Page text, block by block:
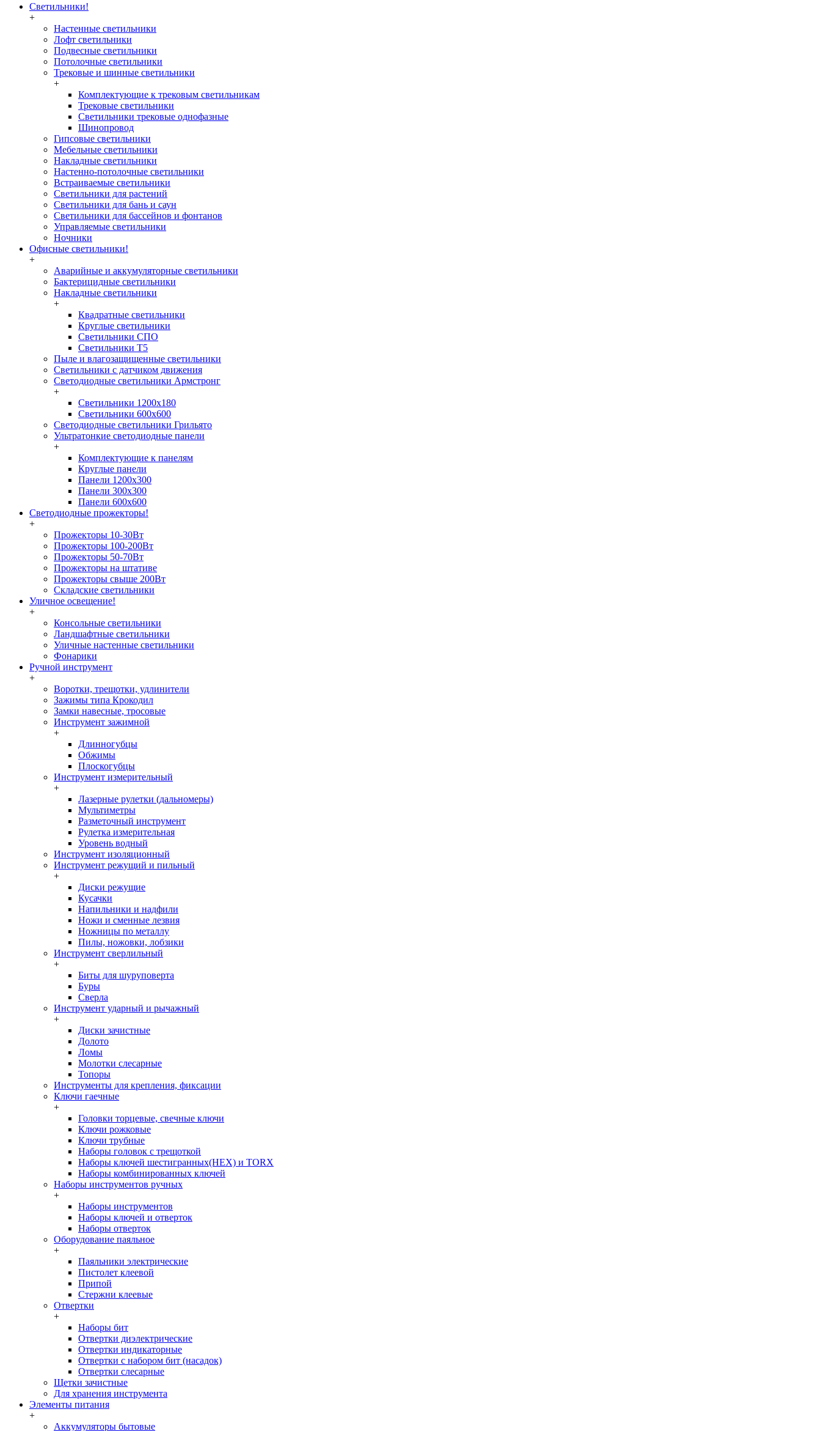
Светильники!
+
Настенные светильники
Лофт светильники
Подвесные светильники
Потолочные светильники
Трековые и шинные светильники
+
Комплектующие к трековым светильникам
Трековые светильники
Светильники трековые однофазные
Шинопровод
Гипсовые светильники
Мебельные светильники
Накладные светильники
Настенно-потолочные светильники
Встраиваемые светильники
Светильники для растений
Светильники для бань и саун
Светильники для бассейнов и фонтанов
Управляемые светильники
Ночники
Офисные светильники!
+
Аварийные и аккумуляторные светильники
Бактерицидные светильники
Накладные светильники
+
Квадратные светильники
Круглые светильники
Светильники СПО
Светильники Т5
Пыле и влагозащищенные светильники
Светильники с датчиком движения
Светодиодные светильники Армстронг
+
Светильники 1200х180
Светильники 600х600
Светодиодные светильники Грильято
Ультратонкие светодиодные панели
+
Комплектующие к панелям
Круглые панели
Панели 1200х300
Панели 300х300
Панели 600х600
Светодиодные прожекторы!
+
Прожекторы 10-30Вт
Прожекторы 100-200Вт
Прожекторы 50-70Вт
Прожекторы на штативе
Прожекторы свыше 200Вт
Складские светильники
Уличное освещение!
+
Консольные светильники
Ландшафтные светильники
Уличные настенные светильники
Фонарики
Ручной инструмент
+
Воротки, трещотки, удлинители
Зажимы типа Крокодил
Замки навесные, тросовые
Инструмент зажимной
+
Длинногубцы
Обжимы
Плоскогубцы
Инструмент измерительный
+
Лазерные рулетки (дальномеры)
Мультиметры
Разметочный инструмент
Рулетка измерительная
Уровень водный
Инструмент изоляционный
Инструмент режущий и пильный
+
Диски режущие
Кусачки
Напильники и надфили
Ножи и сменные лезвия
Ножницы по металлу
Пилы, ножовки, лобзики
Инструмент сверлильный
+
Биты для шуруповерта
Буры
Сверла
Инструмент ударный и рычажный
+
Диски зачистные
Долото
Ломы
Молотки слесарные
Топоры
Инструменты для крепления, фиксации
Ключи гаечные
+
Головки торцевые, свечные ключи
Ключи рожковые
Ключи трубные
Наборы головок c трещоткой
Наборы ключей шестигранных(HEX) и TORX
Наборы комбинированных ключей
Наборы инструментов ручных
+
Наборы инструментов
Наборы ключей и отверток
Наборы отверток
Оборудование паяльное
+
Паяльники электрические
Пистолет клеевой
Припой
Стержни клеевые
Отвертки
+
Наборы бит
Отвертки диэлектрические
Отвертки индикаторные
Отвертки с набором бит (насадок)
Отвертки слесарные
Щетки зачистные
Для хранения инструмента
Элементы питания
+
Аккумуляторы бытовые